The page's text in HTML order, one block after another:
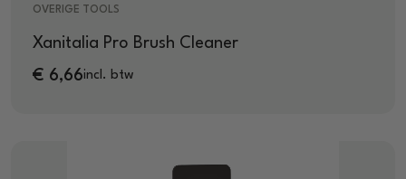
OVERIGE TOOLS
Xanitalia Pro Brush Cleaner
€ 6,66incl. btw